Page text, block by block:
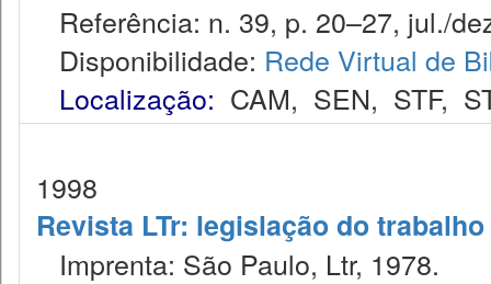
Referência: n. 39, p. 20–27, jul./
Disponibilidade: Rede Virtual de
Localização: CAM, SEN, STF,
1998
Revista LTr: legislação do trabalho
Imprenta: São Paulo, Ltr, 1978.